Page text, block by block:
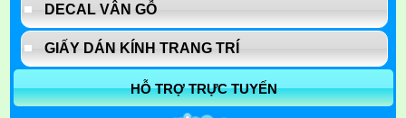
DECAL VÂN GỖ
GIẤY DÁN KÍNH TRANG TRÍ
HỖ TRỢ TRỰC TUYẾN